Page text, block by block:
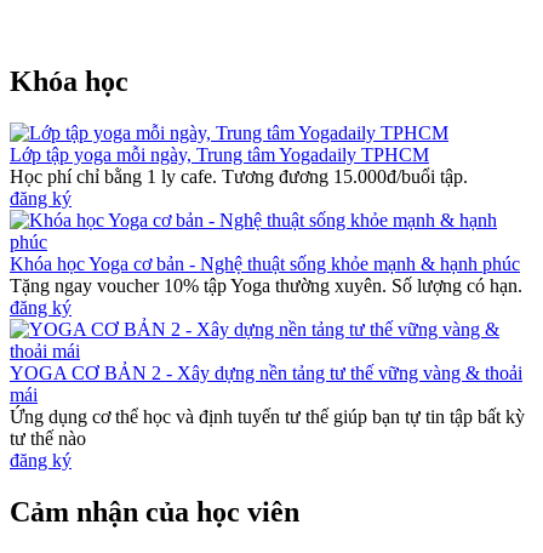
Khóa học
Lớp tập yoga mỗi ngày, Trung tâm Yogadaily TPHCM
Học phí chỉ bằng 1 ly cafe. Tương đương 15.000đ/buổi tập.
đăng ký
Khóa học Yoga cơ bản - Nghệ thuật sống khỏe mạnh & hạnh phúc
Tặng ngay voucher 10% tập Yoga thường xuyên. Số lượng có hạn.
đăng ký
YOGA CƠ BẢN 2 - Xây dựng nền tảng tư thế vững vàng & thoải
mái
Ứng dụng cơ thể học và định tuyến tư thế giúp bạn tự tin tập bất kỳ
tư thế nào
đăng ký
Cảm nhận của học viên